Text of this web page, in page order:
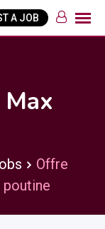
A JOB
Max
Offre
poutine